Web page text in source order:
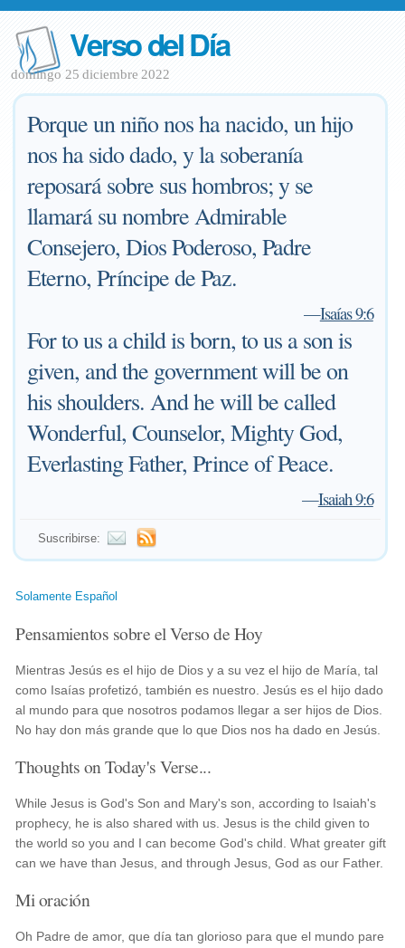
Verso del Día
domingo 25 diciembre 2022
Porque un niño nos ha nacido, un hijo
nos ha sido dado, y la soberanía
reposará sobre sus hombros; y se
llamará su nombre Admirable
Consejero, Dios Poderoso, Padre
Eterno, Príncipe de Paz.
—Isaías 9:6
For to us a child is born, to us a son is
given, and the government will be on
his shoulders. And he will be called
Wonderful, Counselor, Mighty God,
Everlasting Father, Prince of Peace.
—Isaiah 9:6
Suscribirse:
Solamente Español
Pensamientos sobre el Verso de Hoy
Mientras Jesús es el hijo de Dios y a su vez el hijo de María, tal
como Isaías profetizó, también es nuestro. Jesús es el hijo dado
al mundo para que nosotros podamos llegar a ser hijos de Dios.
No hay don más grande que lo que Dios nos ha dado en Jesús.
Thoughts on Today's Verse...
While Jesus is God's Son and Mary's son, according to Isaiah's
prophecy, he is also shared with us. Jesus is the child given to
the world so you and I can become God's child. What greater gift
can we have than Jesus, and through Jesus, God as our Father.
Mi oración
Oh Padre de amor, que día tan glorioso para que el mundo pare